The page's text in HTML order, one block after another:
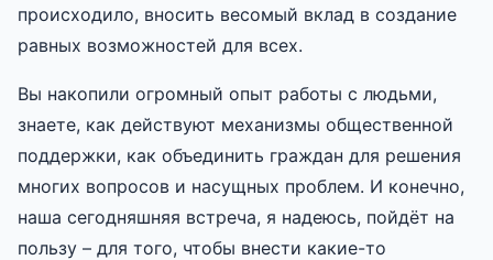
происходило, вносить весомый вклад в создание
равных возможностей для всех.
Вы накопили огромный опыт работы с людьми,
знаете, как действуют механизмы общественной
поддержки, как объединить граждан для решения
многих вопросов и насущных проблем. И конечно,
наша сегодняшняя встреча, я надеюсь, пойдёт на
пользу – для того, чтобы внести какие-то